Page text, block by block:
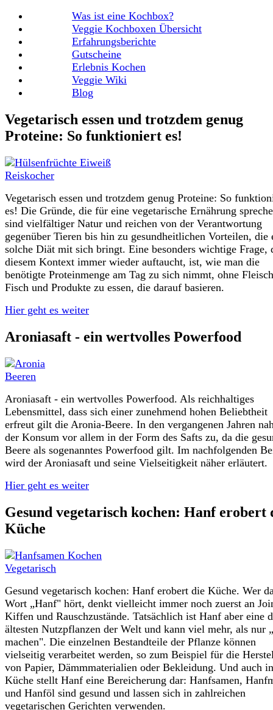
Was ist eine Kochbox?
Veggie Kochboxen Übersicht
Erfahrungsberichte
Gutscheine
Erlebnis Kochen
Veggie Wiki
Blog
Vegetarisch essen und trotzdem genug
Proteine: So funktioniert es!
Vegetarisch essen und trotzdem genug Proteine: So
es! Die Gründe, die für eine vegetarische Ernährung
sind vielfältiger Natur und reichen von der Verantwortung
gegenüber Tieren bis hin zu gesundheitlichen Vorteilen, die
solche Diät mit sich bringt. Eine besonders wichtige Frage,
diesem Kontext immer wieder auftaucht, ist, wie man die
benötigte Proteinmenge am Tag zu sich nimmt, ohne
Fisch und Produkte zu essen, die darauf basieren.
Hier geht es weiter
Aroniasaft - ein wertvolles Powerfood
Aroniasaft - ein wertvolles Powerfood. Als reichhaltiges
Lebensmittel, dass sich einer zunehmend hohen Beliebtheit
erfreut gilt die Aronia-Beere. In den vergangenen Jahren
der Konsum vor allem in der Form des Safts zu, da die
Beere als sogenanntes Powerfood gilt. Im nachfolgenden
wird der Aroniasaft und seine Vielseitigkeit näher erläutert.
Hier geht es weiter
Gesund vegetarisch kochen: Hanf erobert
Küche
Gesund vegetarisch kochen: Hanf erobert die Küche. Wer
Wort „Hanf" hört, denkt vielleicht immer noch zuerst an
Kiffen und Rauschzustände. Tatsächlich ist Hanf aber eine
ältesten Nutzpflanzen der Welt und kann viel mehr, als nur
machen". Die einzelnen Bestandteile der Pflanze können
vielseitig verarbeitet werden, so zum Beispiel für die
von Papier, Dämmmaterialien oder Bekleidung. Und auch
Küche stellt Hanf eine Bereicherung dar: Hanfsamen,
und Hanföl sind gesund und lassen sich in zahlreichen
vegetarischen Gerichten verwenden.